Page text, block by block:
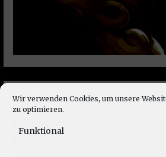
Wir verwenden Cookies, um unsere
zu optimieren.
Funktional